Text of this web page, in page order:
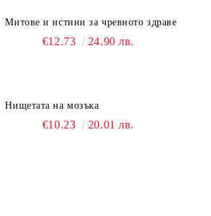
Митове и истини за чревното здраве
€12.73 24.90 лв.
Нищетата на мозъка
€10.23 20.01 лв.